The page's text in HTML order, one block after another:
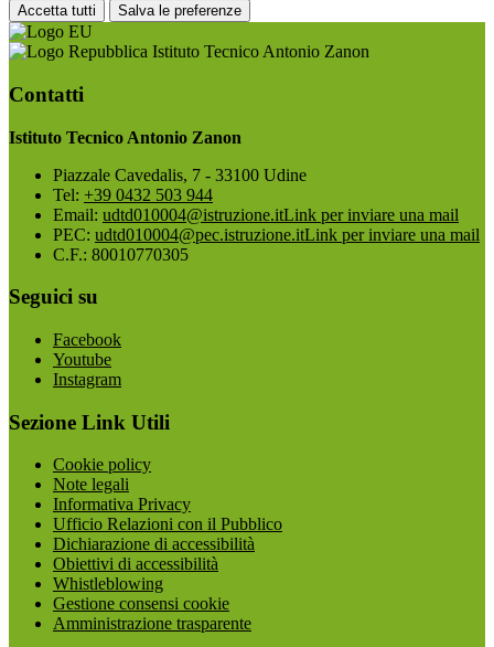
Accetta tutti Salva le preferenze
Istituto Tecnico Antonio Zanon
Contatti
Istituto Tecnico Antonio Zanon
Piazzale Cavedalis, 7 - 33100 Udine
Tel: +39 0432 503 944
Email: udtd010004@istruzione.itLink per inviare una mail
PEC: udtd010004@pec.istruzione.itLink per inviare una mail
C.F.: 80010770305
Seguici su
Facebook
Youtube
Instagram
Sezione Link Utili
Cookie policy
Note legali
Informativa Privacy
Ufficio Relazioni con il Pubblico
Dichiarazione di accessibilità
Obiettivi di accessibilità
Whistleblowing
Gestione consensi cookie
Amministrazione trasparente